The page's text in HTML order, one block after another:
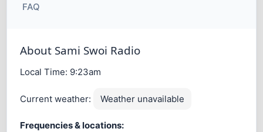
FAQ
About Sami Swoi Radio
Local Time: 9:23am
Current weather: Weather unavailable
Frequencies & locations: